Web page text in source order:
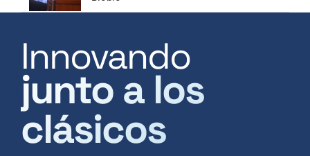
Innovando
junto a los
clásicos